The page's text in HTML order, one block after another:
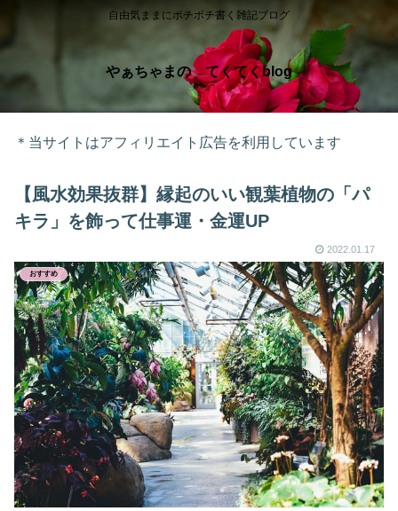
自由気ままにボチボチ書く雑記ブログ
やぁちゃまの てくてくblog
＊当サイトはアフィリエイト広告を利用しています
【風水効果抜群】縁起のいい観葉植物の「パ
キラ」を飾って仕事運・金運UP
2022.01.17
おすすめ